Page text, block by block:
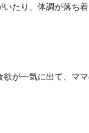
たり、体調が落ち
が一気に出て、マ